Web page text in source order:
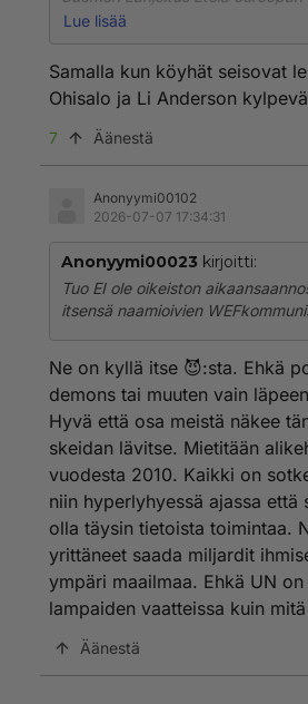
(EUkoronatukipaketti velka,
Maksuaika2028-2058.
Joka vuosi Suomi maksaa
300miljoonaa 30vuoden ajan.
Lue lisää
Samalla kun köyhät seisovat
Ohisalo ja Li Anderson
7 Äänestä
Anonyymi00102
2026-07-07 17:34:31
Anonyymi00023 kirjoitti:
Tuo EI ole oikeiston
itsensä naamioivien
Ne on kyllä itse 😈:sta. Ehkä
demons tai muuten vain
Hyvä että osa meistä näkee
skeidan lävitse. Mietitään
vuodesta 2010. Kaikki on
niin hyperlyhyessä ajassa että
olla täysin tietoista toimintaa.
yrittäneet saada miljardit
ympäri maailmaa. Ehkä UN on
lampaiden vaatteissa kuin mitä
Äänestä